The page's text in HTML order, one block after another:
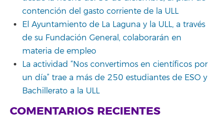
contención del gasto corriente de la ULL
El Ayuntamiento de La Laguna y la ULL, a través
de su Fundación General, colaborarán en
materia de empleo
La actividad “Nos convertimos en científicos por
un día” trae a más de 250 estudiantes de ESO y
Bachillerato a la ULL
COMENTARIOS RECIENTES